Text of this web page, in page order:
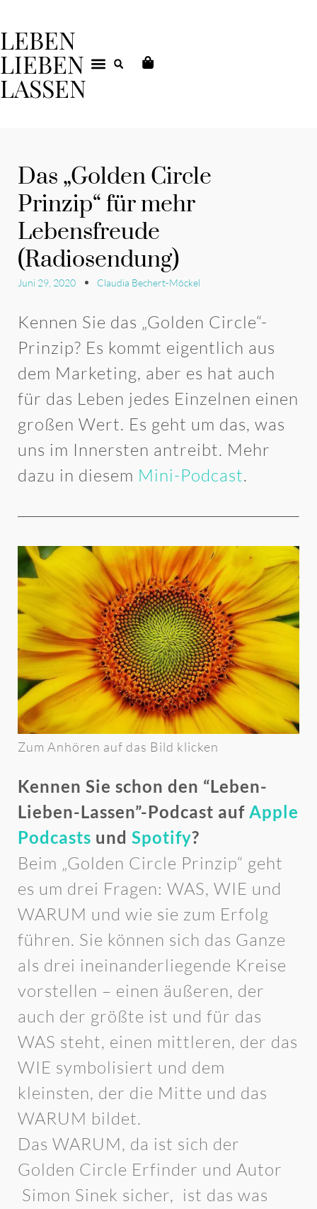
LEBEN
LIEBEN
LASSEN
Das „Golden Circle
Prinzip“ für mehr
Lebensfreude
(Radiosendung)
Juni 29, 2020 Claudia Bechert-Möckel
Kennen Sie das „Golden Circle“-
Prinzip? Es kommt eigentlich aus
dem Marketing, aber es hat auch
für das Leben jedes Einzelnen einen
großen Wert. Es geht um das, was
uns im Innersten antreibt. Mehr
dazu in diesem Mini-Podcast.
Zum Anhören auf das Bild klicken
Kennen Sie schon den “Leben-
Lieben-Lassen”-Podcast auf Apple
Podcasts und Spotify?
Beim „Golden Circle Prinzip“ geht
es um drei Fragen: WAS, WIE und
WARUM und wie sie zum Erfolg
führen. Sie können sich das Ganze
als drei ineinanderliegende Kreise
vorstellen – einen äußeren, der
auch der größte ist und für das
WAS steht, einen mittleren, der das
WIE symbolisiert und dem
kleinsten, der die Mitte und das
WARUM bildet.
Das WARUM, da ist sich der
Golden Circle Erfinder und Autor
Simon Sinek sicher, ist das was